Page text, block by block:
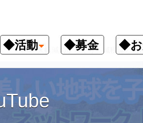
◆活動 ◆募金 ◆お
GDP大幅減のからくり、減税論と増